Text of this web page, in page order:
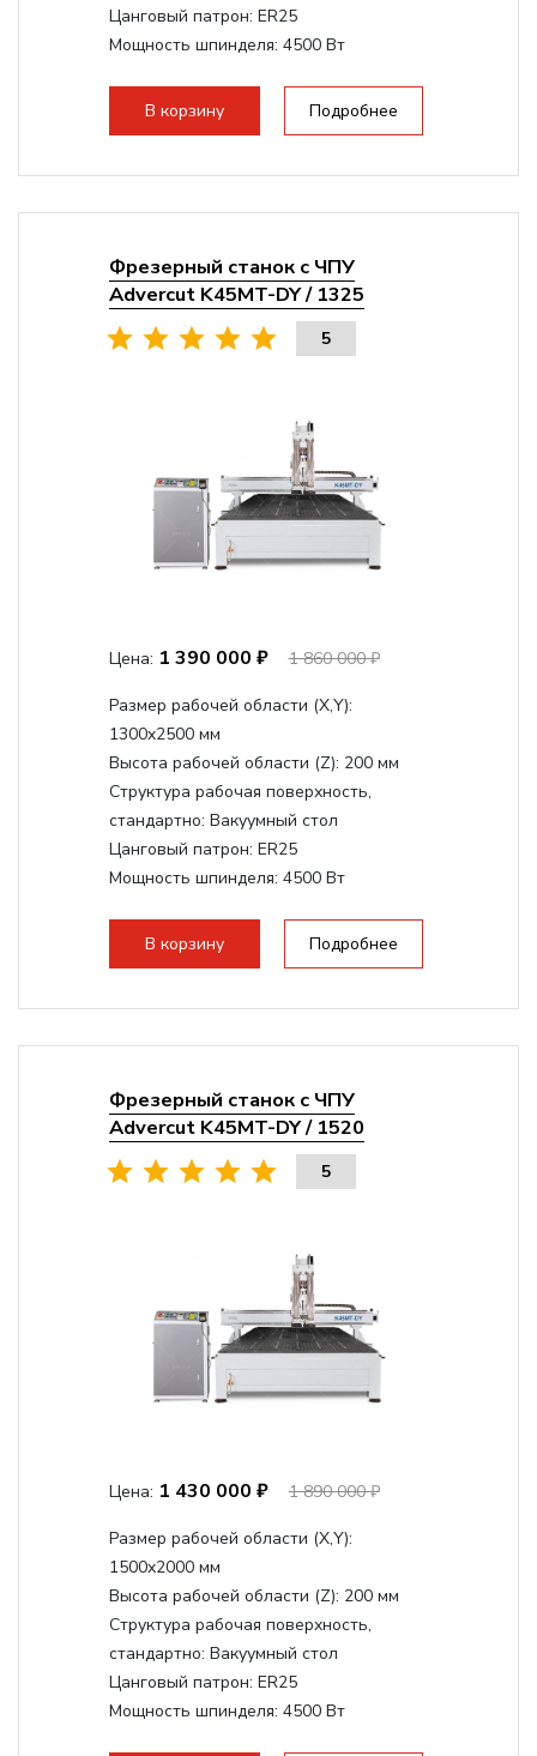
Цанговый патрон: ER25
Мощность шпинделя: 4500 Вт
Мощность инвертора:
10500 Вт
В корзину Подробнее
Фрезерный станок с ЧПУ
Advercut K45MT-DY / 1325
5
Цена: 1 390 000 ₽ 1 860 000 ₽
Размер рабочей области (Х,Y):
1300x2500 мм
Высота рабочей области (Z): 200 мм
Структура рабочая поверхность,
стандартно: Вакуумный стол
Цанговый патрон: ER25
Мощность шпинделя: 4500 Вт
Мощность инвертора:
10500 Вт
В корзину Подробнее
Фрезерный станок с ЧПУ
Advercut K45MT-DY / 1520
5
Цена: 1 430 000 ₽ 1 890 000 ₽
Размер рабочей области (Х,Y):
1500x2000 мм
Высота рабочей области (Z): 200 мм
Структура рабочая поверхность,
стандартно: Вакуумный стол
Цанговый патрон: ER25
Мощность шпинделя: 4500 Вт